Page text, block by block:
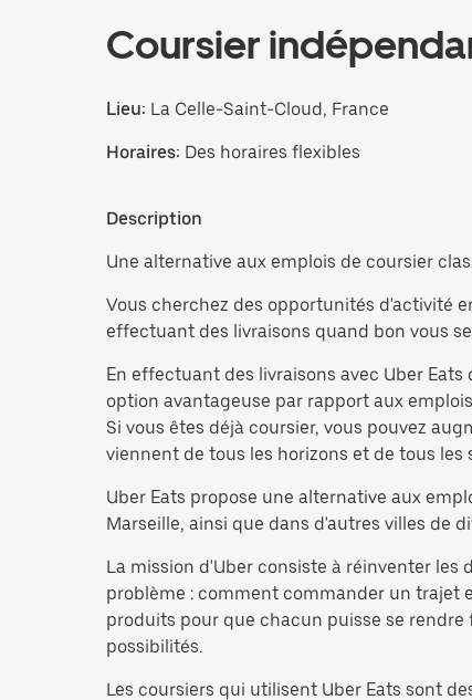
Coursier
Lieu: La Celle-Saint-Cloud, France
Horaires: Des horaires flexibles
Description
Une alternative aux emplois de coursier
Vous cherchez des opportunités d'activité
effectuant des livraisons quand bon vous
En effectuant des livraisons avec Uber
option avantageuse par rapport aux
Si vous êtes déjà coursier, vous pouvez
viennent de tous les horizons et de tous
Uber Eats propose une alternative aux
Marseille, ainsi que dans d'autres villes de
La mission d'Uber consiste à réinventer les
problème : comment commander un trajet
produits pour que chacun puisse se
possibilités.
Les coursiers qui utilisent Uber Eats sont